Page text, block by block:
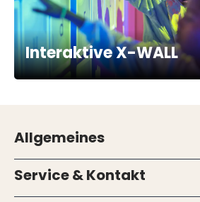
Interaktive X-WALL
Allgemeines
Service & Kontakt